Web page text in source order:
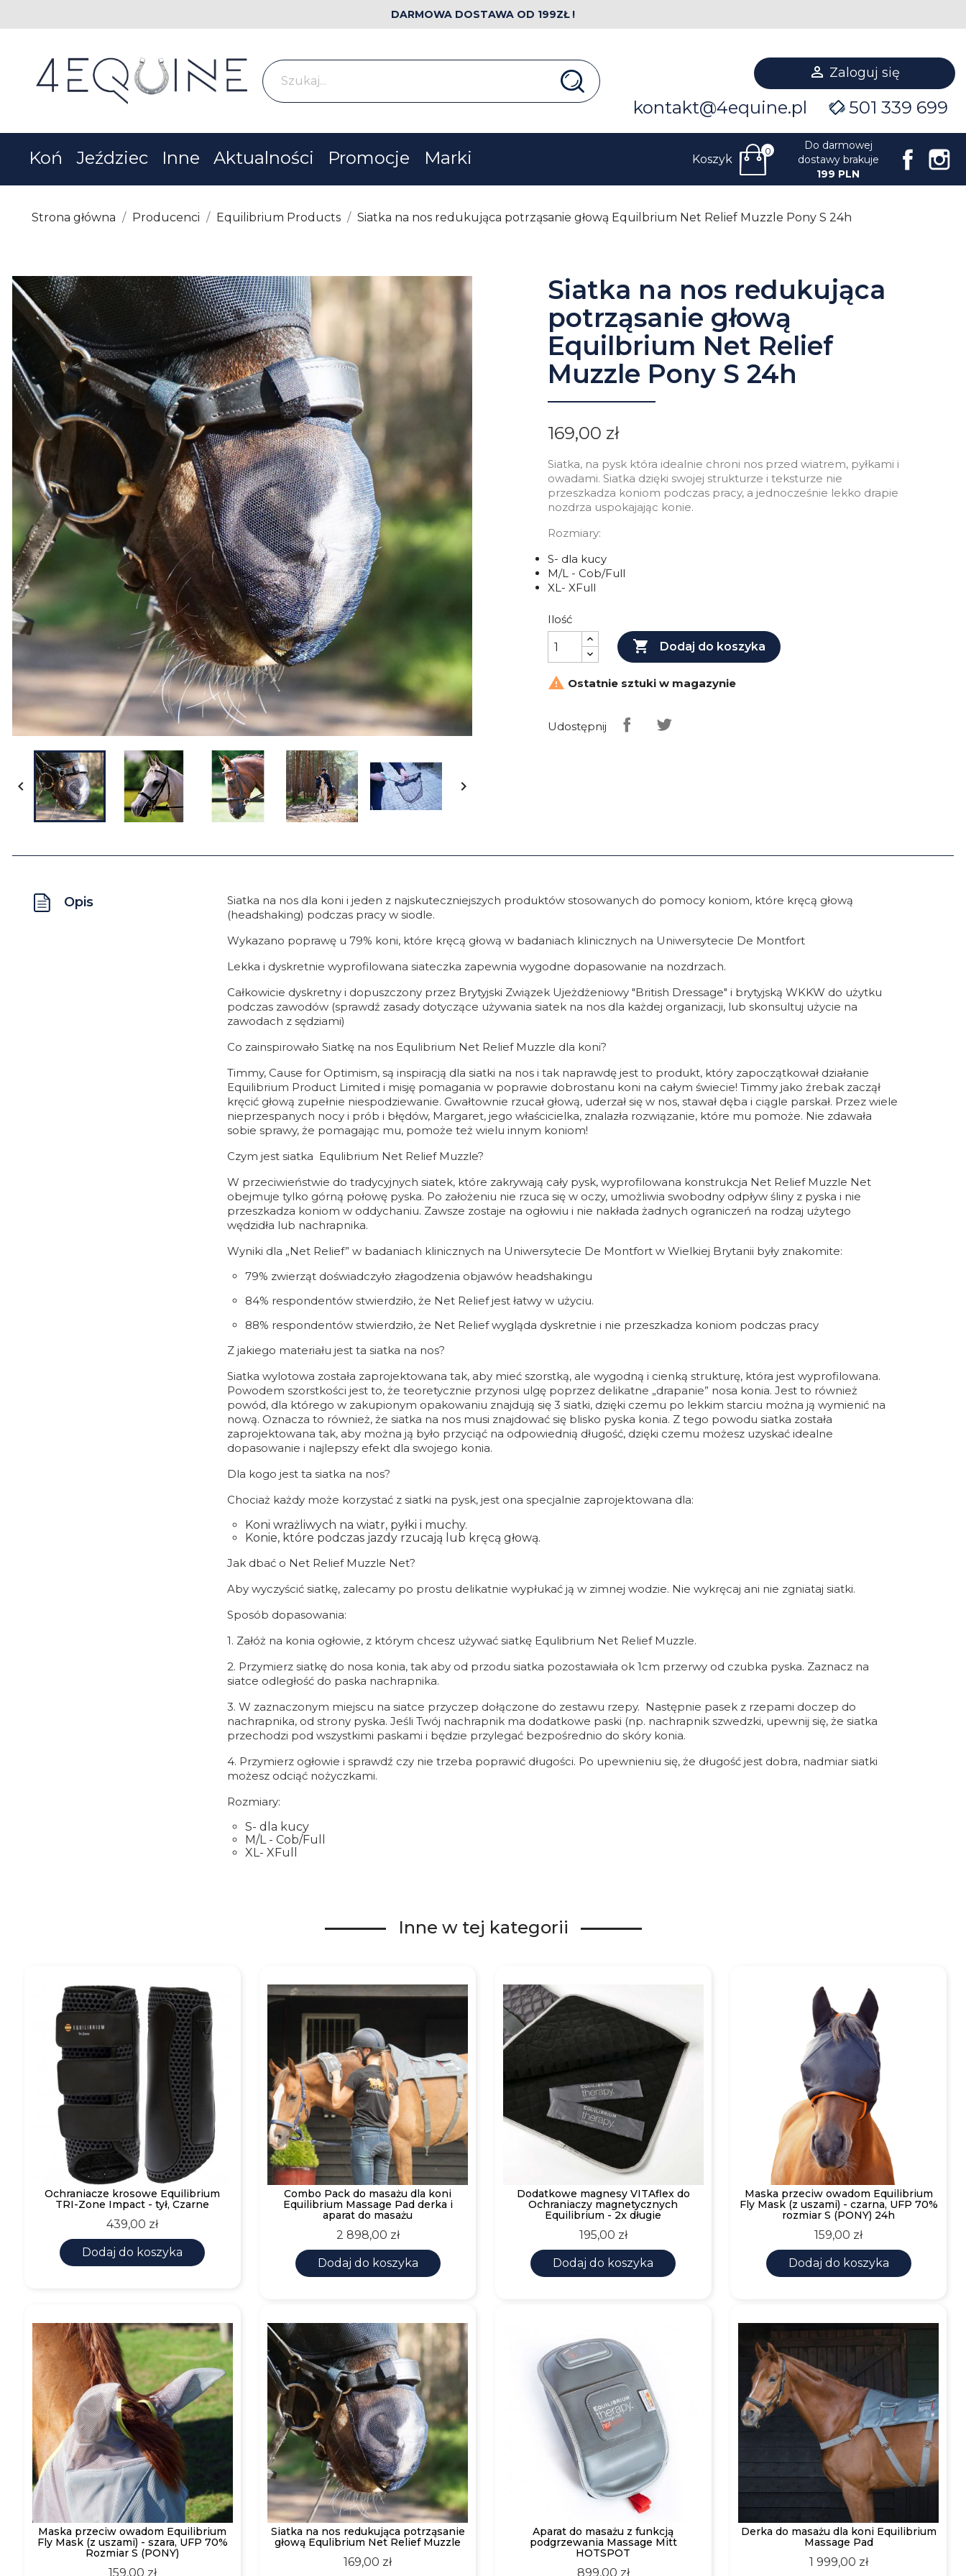
DARMOWA DOSTAWA OD 199ZŁ !
 Zaloguj się
kontakt@4equine.pl 501 339 699
Koń Jeździec Inne Aktualności Promocje Marki Koszyk
0
Do darmowej
dostawy brakuje
199 PLN
Strona główna Producenci Equilibrium Products Siatka na nos redukująca potrząsanie głową Equilbrium Net Relief Muzzle Pony S 24h
 
Siatka na nos redukująca
potrząsanie głową
Equilbrium Net Relief
Muzzle Pony S 24h
169,00 zł
Siatka, na pysk która idealnie chroni nos przed wiatrem, pyłkami i
owadami. Siatka dzięki swojej strukturze i teksturze nie
przeszkadza koniom podczas pracy, a jednocześnie lekko drapie
nozdrza uspokajając konie.
Rozmiary:
S- dla kucy
M/L - Cob/Full
XL- XFull
Ilość
 Dodaj do koszyka
 Ostatnie sztuki w magazynie
Udostępnij
Opis
Siatka na nos dla koni i jeden z najskuteczniejszych produktów stosowanych do pomocy koniom, które kręcą głową
(headshaking) podczas pracy w siodle.
Wykazano poprawę u 79% koni, które kręcą głową w badaniach klinicznych na Uniwersytecie De Montfort
Lekka i dyskretnie wyprofilowana siateczka zapewnia wygodne dopasowanie na nozdrzach.
Całkowicie dyskretny i dopuszczony przez Brytyjski Związek Ujeżdżeniowy "British Dressage" i brytyjską WKKW do użytku
podczas zawodów (sprawdź zasady dotyczące używania siatek na nos dla każdej organizacji, lub skonsultuj użycie na
zawodach z sędziami)
Co zainspirowało Siatkę na nos Equlibrium Net Relief Muzzle dla koni?
Timmy, Cause for Optimism, są inspiracją dla siatki na nos i tak naprawdę jest to produkt, który zapoczątkował działanie
Equilibrium Product Limited i misję pomagania w poprawie dobrostanu koni na całym świecie! Timmy jako źrebak zaczął
kręcić głową zupełnie niespodziewanie. Gwałtownie rzucał głową, uderzał się w nos, stawał dęba i ciągle parskał. Przez wiele
nieprzespanych nocy i prób i błędów, Margaret, jego właścicielka, znalazła rozwiązanie, które mu pomoże. Nie zdawała
sobie sprawy, że pomagając mu, pomoże też wielu innym koniom!
Czym jest siatka Equlibrium Net Relief Muzzle?
W przeciwieństwie do tradycyjnych siatek, które zakrywają cały pysk, wyprofilowana konstrukcja Net Relief Muzzle Net
obejmuje tylko górną połowę pyska. Po założeniu nie rzuca się w oczy, umożliwia swobodny odpływ śliny z pyska i nie
przeszkadza koniom w oddychaniu. Zawsze zostaje na ogłowiu i nie nakłada żadnych ograniczeń na rodzaj użytego
wędzidła lub nachrapnika.
Wyniki dla „Net Relief” w badaniach klinicznych na Uniwersytecie De Montfort w Wielkiej Brytanii były znakomite:
79% zwierząt doświadczyło złagodzenia objawów headshakingu
84% respondentów stwierdziło, że Net Relief jest łatwy w użyciu.
88% respondentów stwierdziło, że Net Relief wygląda dyskretnie i nie przeszkadza koniom podczas pracy
Z jakiego materiału jest ta siatka na nos?
Siatka wylotowa została zaprojektowana tak, aby mieć szorstką, ale wygodną i ​cienką strukturę, która jest wyprofilowana.
Powodem szorstkości jest to, że teoretycznie przynosi ulgę poprzez delikatne „drapanie” nosa konia. Jest to również
powód, dla którego w zakupionym opakowaniu znajdują się 3 siatki, dzięki czemu po lekkim starciu można ją wymienić na
nową. Oznacza to również, że siatka na nos musi znajdować się blisko pyska konia. Z tego powodu siatka została
zaprojektowana tak, aby można ją było przyciąć na odpowiednią długość, dzięki czemu możesz uzyskać idealne
dopasowanie i najlepszy efekt dla swojego konia.
Dla kogo jest ta siatka na nos?
Chociaż każdy może korzystać z siatki na pysk, jest ona specjalnie zaprojektowana dla:
Koni wrażliwych na wiatr, pyłki i muchy.
Konie, które podczas jazdy rzucają lub kręcą głową.
Jak dbać o Net Relief Muzzle Net?
Aby wyczyścić siatkę, zalecamy po prostu delikatnie wypłukać ją w zimnej wodzie. Nie wykręcaj ani nie zgniataj siatki.
Sposób dopasowania:
1. Załóż na konia ogłowie, z którym chcesz używać siatkę Equlibrium Net Relief Muzzle.
2. Przymierz siatkę do nosa konia, tak aby od przodu siatka pozostawiała ok 1cm przerwy od czubka pyska. Zaznacz na
siatce odległość do paska nachrapnika.
3. W zaznaczonym miejscu na siatce przyczep dołączone do zestawu rzepy. Następnie pasek z rzepami doczep do
nachrapnika, od strony pyska. Jeśli Twój nachrapnik ma dodatkowe paski (np. nachrapnik szwedzki, upewnij się, że siatka
przechodzi pod wszystkimi paskami i będzie przylegać bezpośrednio do skóry konia.
4. Przymierz ogłowie i sprawdź czy nie trzeba poprawić długości. Po upewnieniu się, że długość jest dobra, nadmiar siatki
możesz odciąć nożyczkami.
Rozmiary:
S- dla kucy
M/L - Cob/Full
XL- XFull
Inne w tej kategorii
Ochraniacze krosowe Equilibrium
TRI-Zone Impact - tył, Czarne
Cena
439,00 zł
Dodaj do koszyka
Combo Pack do masażu dla koni
Equilibrium Massage Pad derka i
aparat do masażu
Cena
2 898,00 zł
Dodaj do koszyka
Dodatkowe magnesy VITAflex do
Ochraniaczy magnetycznych
Equilibrium - 2x długie
Cena
195,00 zł
Dodaj do koszyka
Maska przeciw owadom Equilibrium
Fly Mask (z uszami) - czarna, UFP 70%
rozmiar S (PONY) 24h
Cena
159,00 zł
Dodaj do koszyka
Maska przeciw owadom Equilibrium
Fly Mask (z uszami) - szara, UFP 70%
Rozmiar S (PONY)
Cena
159,00 zł
Siatka na nos redukująca potrząsanie
głową Equlibrium Net Relief Muzzle
Cena
169,00 zł
Aparat do masażu z funkcją
podgrzewania Massage Mitt
HOTSPOT
Cena
899,00 zł
Derka do masażu dla koni Equilibrium
Massage Pad
Cena
1 999,00 zł